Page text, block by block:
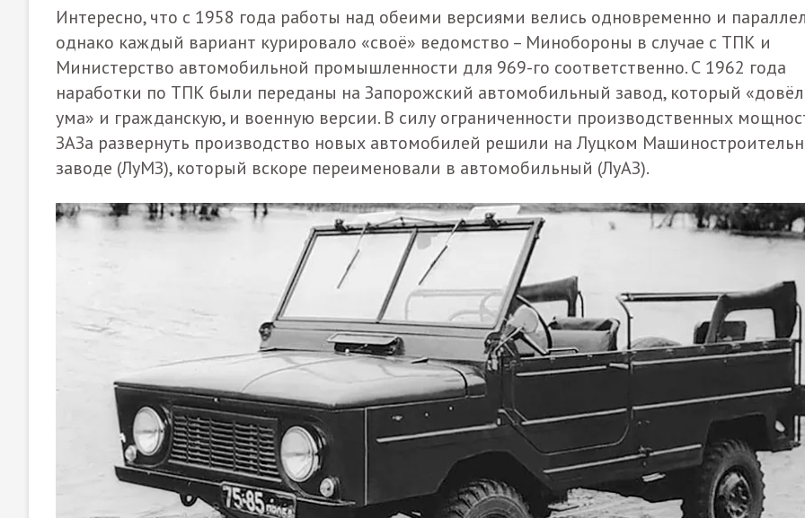
Интересно, что с 1958 года работы над обеими версиями велись одновременно и
однако каждый вариант курировало «своё» ведомство – Минобороны в случае с ТПК и
Министерство автомобильной промышленности для 969-го соответственно. С 1962 года
наработки по ТПК были переданы на Запорожский автомобильный завод, который
ума» и гражданскую, и военную версии. В силу ограниченности производственных
ЗАЗа развернуть производство новых автомобилей решили на Луцком
заводе (ЛуМЗ), который вскоре переименовали в автомобильный (ЛуАЗ).